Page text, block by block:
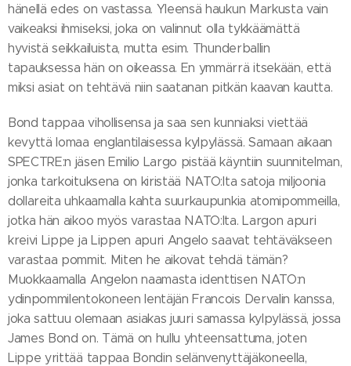
hänellä edes on vastassa. Yleensä haukun Markusta vain
vaikeaksi ihmiseksi, joka on valinnut olla tykkäämättä
hyvistä seikkailuista, mutta esim. Thunderballin
tapauksessa hän on oikeassa. En ymmärrä itsekään, että
miksi asiat on tehtävä niin saatanan pitkän kaavan kautta.
Bond tappaa vihollisensa ja saa sen kunniaksi viettää
kevyttä lomaa englantilaisessa kylpylässä. Samaan aikaan
SPECTRE:n jäsen Emilio Largo pistää käyntiin suunnitelman,
jonka tarkoituksena on kiristää NATO:lta satoja miljoonia
dollareita uhkaamalla kahta suurkaupunkia atomipommeilla,
jotka hän aikoo myös varastaa NATO:lta. Largon apuri
kreivi Lippe ja Lippen apuri Angelo saavat tehtäväkseen
varastaa pommit. Miten he aikovat tehdä tämän?
Muokkaamalla Angelon naamasta identtisen NATO:n
ydinpommilentokoneen lentäjän Francois Dervalin kanssa,
joka sattuu olemaan asiakas juuri samassa kylpylässä, jossa
James Bond on. Tämä on hullu yhteensattuma, joten
Lippe yrittää tappaa Bondin selänvenyttäjäkoneella,